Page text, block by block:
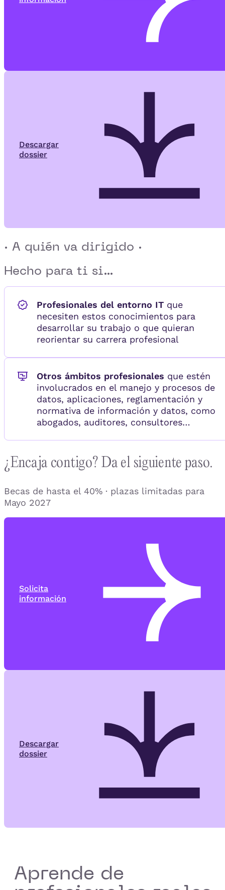
Descargar
dossier
· A quién va dirigido ·
Hecho para ti si...
Profesionales del entorno IT que
necesiten estos conocimientos para
desarrollar su trabajo o que quieran
reorientar su carrera profesional
Otros ámbitos profesionales que estén
involucrados en el manejo y procesos de
datos, aplicaciones, reglamentación y
normativa de información y datos, como
abogados, auditores, consultores…
¿Encaja contigo? Da el siguiente paso.
Becas de hasta el 40% · plazas limitadas para
Mayo 2027
Solicita
información
Descargar
dossier
Aprende de